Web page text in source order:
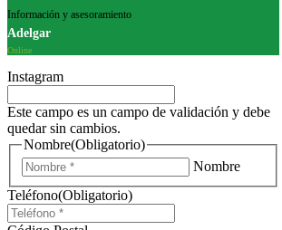
Información y asesoramiento
Adelgar
Online
Instagram
Este campo es un campo de validación y debe
quedar sin cambios.
Nombre(Obligatorio)
Nombre
Teléfono(Obligatorio)